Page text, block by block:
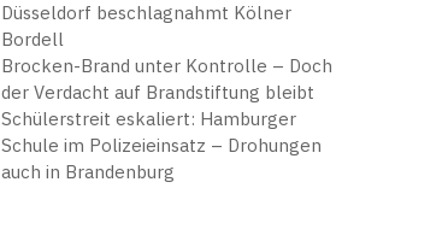
Düsseldorf beschlagnahmt Kölner
Bordell
Brocken-Brand unter Kontrolle – Doch
der Verdacht auf Brandstiftung bleibt
Schülerstreit eskaliert: Hamburger
Schule im Polizeieinsatz – Drohungen
auch in Brandenburg